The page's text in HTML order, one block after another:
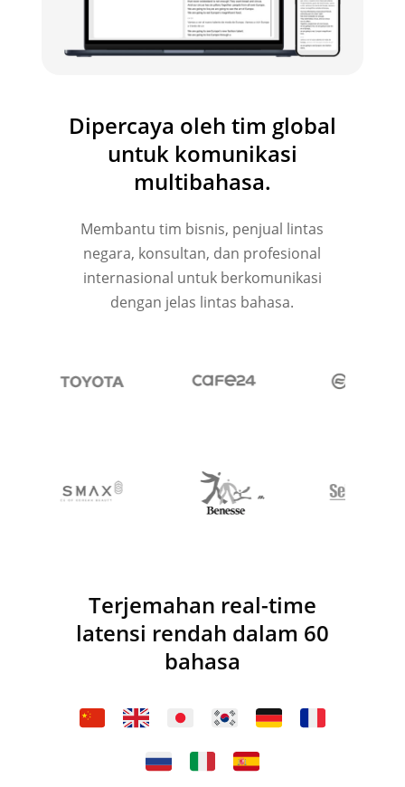
Dipercaya oleh tim global
untuk komunikasi
multibahasa.
Membantu tim bisnis, penjual lintas
negara, konsultan, dan profesional
internasional untuk berkomunikasi
dengan jelas lintas bahasa.
Terjemahan real-time
latensi rendah dalam 60
bahasa